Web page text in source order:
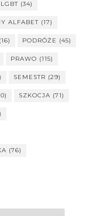
LGBT (34)
ALFABET (17)
(16) PODRÓŻE (45)
PRAWO (115)
SEMESTR (29)
SZKOCJA (71)
(76)